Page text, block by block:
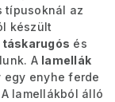
típusoknál az
készült
táskarugós és
A lamellák
egy enyhe ferde
lamellákból álló